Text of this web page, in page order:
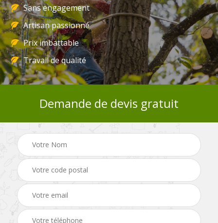
Sans engagement
Artisan passionné
Prix imbattable
Travail de qualité
Demande de devis gratuit